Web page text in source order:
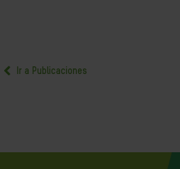
Ir a Publicaciones